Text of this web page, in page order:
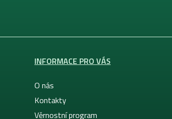
INFORMACE PRO VÁS
O nás
Kontakty
Věrnostní program